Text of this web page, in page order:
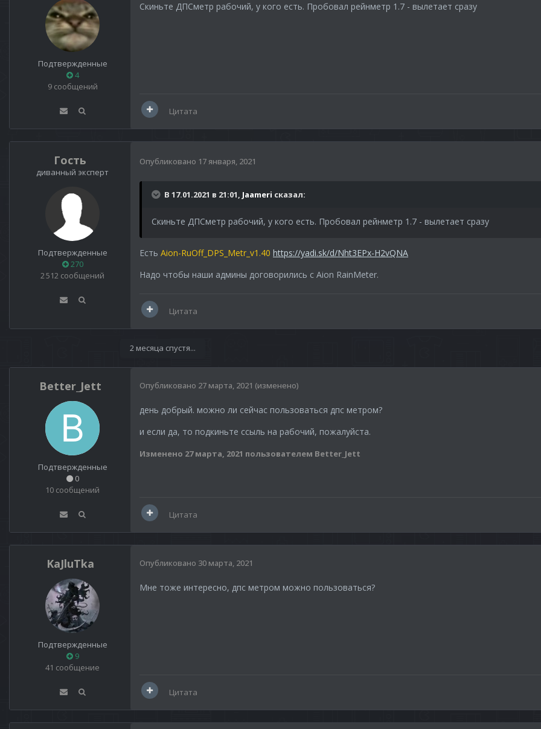
Подтвержденные
4
9 сообщений
Скиньте ДПСметр рабочий, у кого есть. Пробовал рейнметр 1.7 - вылетает сразу
Цитата
Гость
диванный эксперт
Подтвержденные
270
2 512 сообщений
Опубликовано 17 января, 2021
В 17.01.2021 в 21:01, Jaameri сказал:
Скиньте ДПСметр рабочий, у кого есть. Пробовал рейнметр 1.7 - вылетает сразу
Есть Aion-RuOff_DPS_Metr_v1.40 https://yadi.sk/d/Nht3EPx-H2vQNA
Надо чтобы наши админы договорились с Aion RainMeter.
Цитата
2 месяца спустя...
Better_Jett
Подтвержденные
0
10 сообщений
Опубликовано 27 марта, 2021 (изменено)
день добрый. можно ли сейчас пользоваться дпс метром?
и если да, то подкиньте ссыль на рабочий, пожалуйста.
Изменено 27 марта, 2021 пользователем Better_Jett
Цитата
KaJluTka
Подтвержденные
9
41 сообщение
Опубликовано 30 марта, 2021
Мне тоже интересно, дпс метром можно пользоваться?
Цитата